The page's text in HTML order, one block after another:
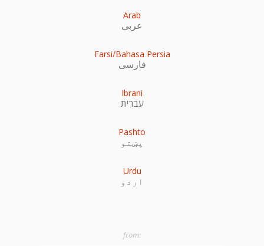
Arab
عربى
Farsi/Bahasa Persia
فارسی
Ibrani
עִברִית
Pashto
پښتو
Urdu
اردو